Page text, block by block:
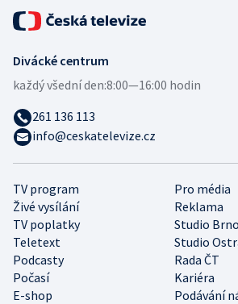
TV program
Pro média
Živé vysílání
Reklama
TV poplatky
Studio Brno
Teletext
Studio
Podcasty
Rada ČT
Počasí
Kariéra
E-shop
Podávání
Divácké centrum
každý všední den:8:00—16:00 hodin
261 136 113
info@ceskatelevize.cz